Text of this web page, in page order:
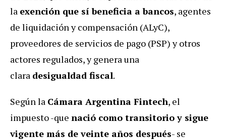
la exención que sí beneficia a bancos, agentes
de liquidación y compensación (ALyC),
proveedores de servicios de pago (PSP) y otros
actores regulados, y genera una
clara desigualdad fiscal.
Según la Cámara Argentina Fintech, el
impuesto -que nació como transitorio y sigue
vigente más de veinte años después- se